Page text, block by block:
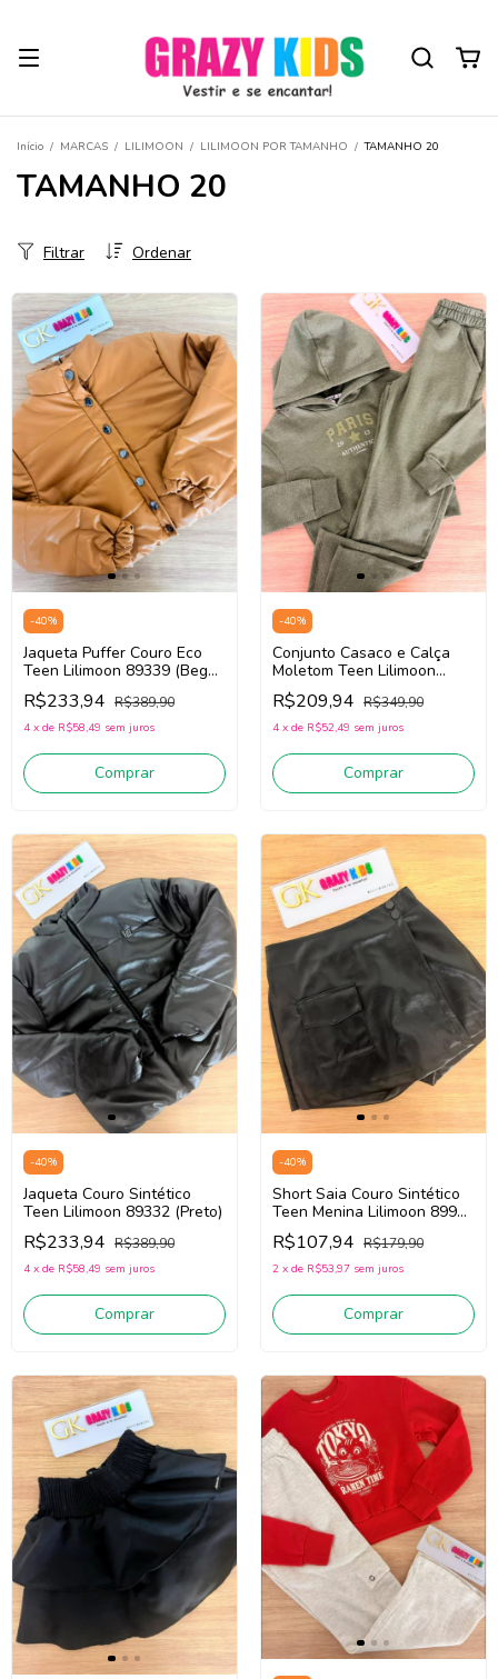
Início / MARCAS / LILIMOON / LILIMOON POR TAMANHO / TAMANHO 20
TAMANHO 20
Ordenar
Filtrar
-40%
Jaqueta Puffer Couro Eco
Teen Lilimoon 89339 (Bege
Escuro)
R$233,94 R$389,90
4 x de R$58,49 sem juros
Comprar
-40%
Conjunto Casaco e Calça
Moletom Teen Lilimoon
92220 (Verde)
R$209,94 R$349,90
4 x de R$52,49 sem juros
Comprar
-40%
Jaqueta Couro Sintético
Teen Lilimoon 89332 (Preto)
R$233,94 R$389,90
4 x de R$58,49 sem juros
Comprar
-40%
Short Saia Couro Sintético
Teen Menina Lilimoon 89965
(Preto)
R$107,94 R$179,90
2 x de R$53,97 sem juros
Comprar